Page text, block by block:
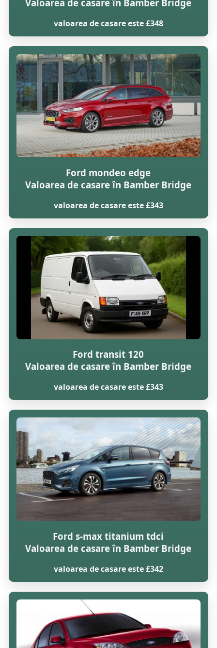
Valoarea de casare în Bamber Bridge
valoarea de casare este £348
Ford mondeo edge
Valoarea de casare în Bamber Bridge
valoarea de casare este £343
Ford transit 120
Valoarea de casare în Bamber Bridge
valoarea de casare este £343
Ford s-max titanium tdci
Valoarea de casare în Bamber Bridge
valoarea de casare este £342